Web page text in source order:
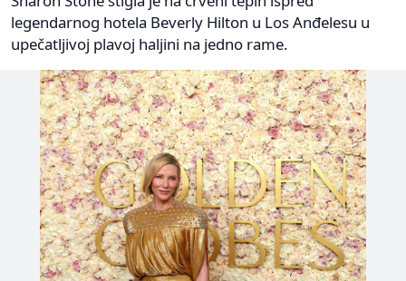
legendarnog hotela Beverly Hilton u Los Anđelesu u
upečatljivoj plavoj haljini na jedno rame.